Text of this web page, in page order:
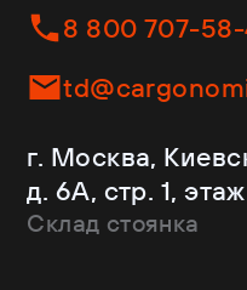
Контейнеровозы
Самосвалы
Ломовозы
С кониками
Рефрижераторы
Helfimmer
JAC
Kassbohrer
Krone
Mercedes-Benz
Schmitz Cargobull
Shacman
8 800 707-58-
г. Москва,
д. 6А, стр. 1,
Склад стоянка